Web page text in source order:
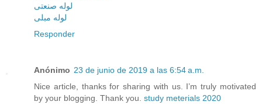
لوله صنعتی
لوله مبلی
Responder
Anónimo 23 de junio de 2019 a las 6:54 a.m.
Nice article, thanks for sharing with us. I’m truly motivated
by your blogging. Thank you. study meterials 2020